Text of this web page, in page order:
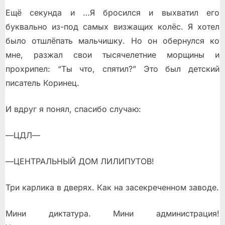
Ещё секунда и …Я бросился и выхватил его
буквально из-под самых визжащих колёс. Я хотел
было отшлёпать мальчишку. Но он обернулся ко
мне, разжал свои тысячелетние морщины и
прохрипел: “Ты что, спятил?” Это был детский
писатель Коринец.
И вдруг я понял, спасибо случаю:
—ЦДЛ—
—ЦЕНТРАЛЬНЫЙ ДОМ ЛИЛИПУТОВ!
Три карлика в дверях. Как на засекреченном заводе.
Мини диктатура. Мини администрация!